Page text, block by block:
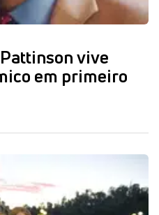
vive
em primeiro